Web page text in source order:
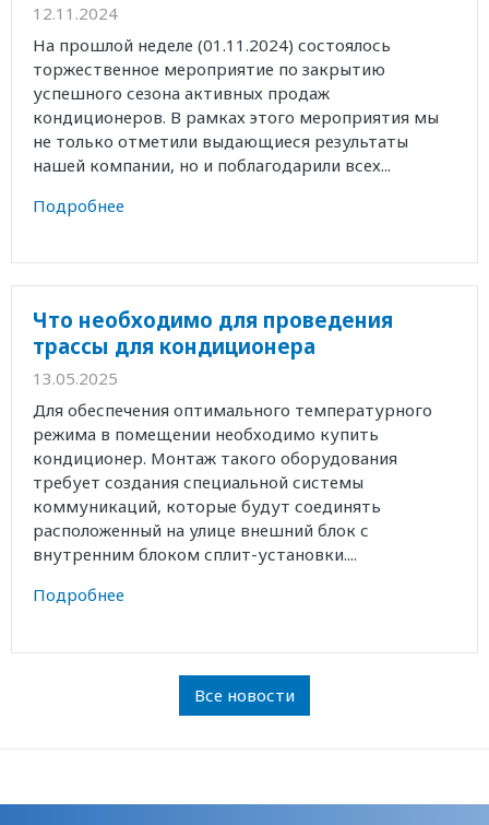
12.11.2024
На прошлой неделе (01.11.2024) состоялось
торжественное мероприятие по закрытию
успешного сезона активных продаж
кондиционеров. В рамках этого мероприятия мы
не только отметили выдающиеся результаты
нашей компании, но и поблагодарили всех...
Подробнее
Что необходимо для проведения
трассы для кондиционера
13.05.2025
Для обеспечения оптимального температурного
режима в помещении необходимо купить
кондиционер. Монтаж такого оборудования
требует создания специальной системы
коммуникаций, которые будут соединять
расположенный на улице внешний блок с
внутренним блоком сплит-установки....
Подробнее
Все новости